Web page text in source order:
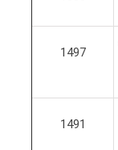
1497
1491